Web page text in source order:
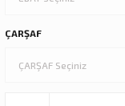
ÇARŞAF